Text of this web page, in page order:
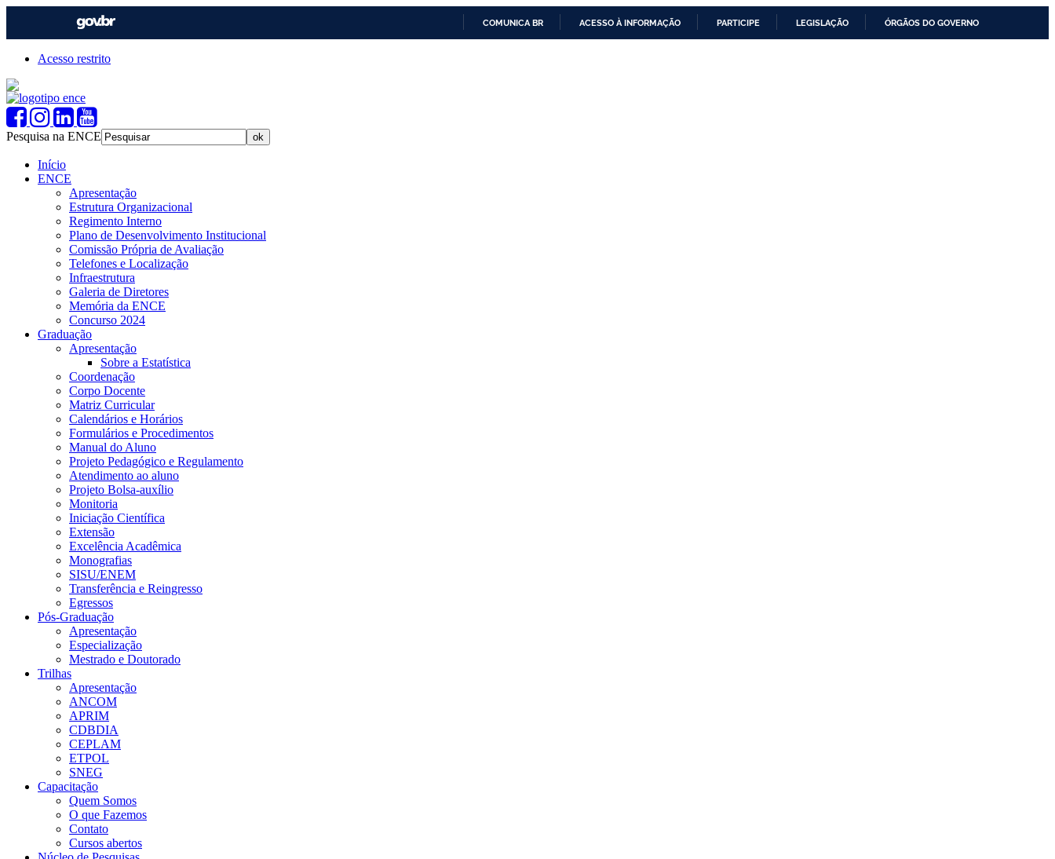
COMUNICA BR ACESSO À INFORMAÇÃO PARTICIPE LEGISLAÇÃO ÓRGÃOS DO GOVERNO
Acesso restrito
Pesquisa na ENCE
Início
ENCE
Apresentação
Estrutura Organizacional
Regimento Interno
Plano de Desenvolvimento Institucional
Comissão Própria de Avaliação
Telefones e Localização
Infraestrutura
Galeria de Diretores
Memória da ENCE
Concurso 2024
Graduação
Apresentação
Sobre a Estatística
Coordenação
Corpo Docente
Matriz Curricular
Calendários e Horários
Formulários e Procedimentos
Manual do Aluno
Projeto Pedagógico e Regulamento
Atendimento ao aluno
Projeto Bolsa-auxílio
Monitoria
Iniciação Científica
Extensão
Excelência Acadêmica
Monografias
SISU/ENEM
Transferência e Reingresso
Egressos
Pós-Graduação
Apresentação
Especialização
Mestrado e Doutorado
Trilhas
Apresentação
ANCOM
APRIM
CDBDIA
CEPLAM
ETPOL
SNEG
Capacitação
Quem Somos
O que Fazemos
Contato
Cursos abertos